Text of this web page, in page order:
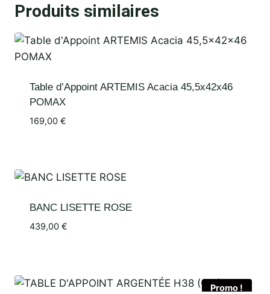
Produits similaires
Table d’Appoint ARTEMIS Acacia 45,5x42x46
POMAX
169,00 €
BANC LISETTE ROSE
439,00 €
Promo !